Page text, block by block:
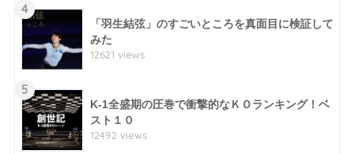
4
「羽生結弦」のすごいところを真面目に検証して
みた
12621 views
5
K-1全盛期の圧巻で衝撃的なＫＯランキング！ベ
スト１０
12492 views